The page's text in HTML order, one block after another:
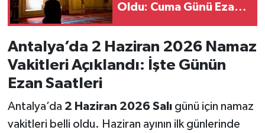
Oldu: Cuma Günü Ezan
Antalya’da 2 Haziran 2026 Namaz
Vakitleri Açıklandı: İşte Günün
Ezan Saatleri
Antalya’da 2 Haziran 2026 Salıgünü için namaz
vakitleri belli oldu. Haziran ayının ilk günlerinde